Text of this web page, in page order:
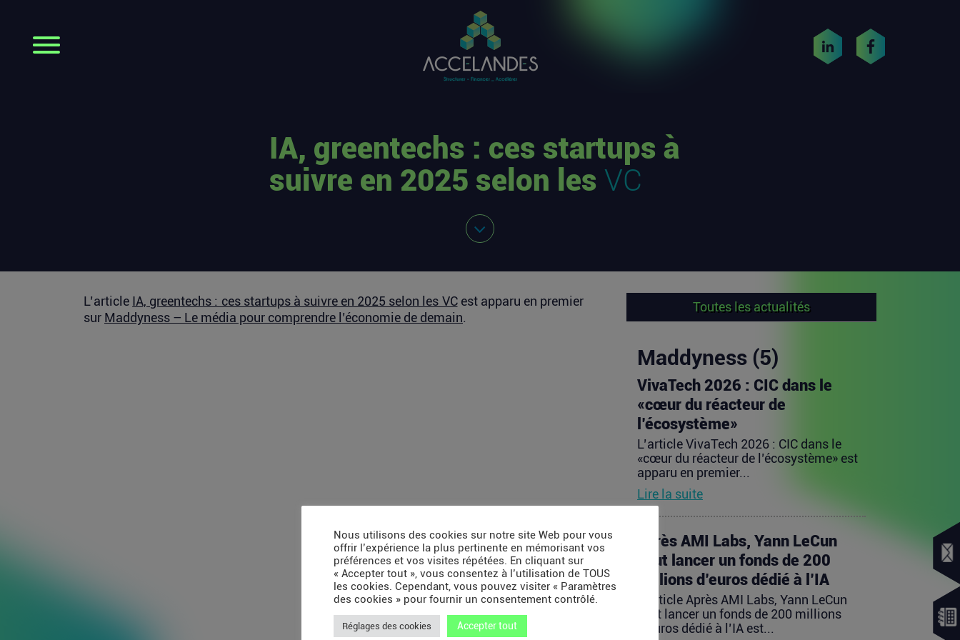
IA, greentechs : ces startups à
suivre en 2025 selon les VC
L’article IA, greentechs : ces startups à suivre en 2025 selon les VCest apparu en premier
sur Maddyness – Le média pour comprendre l’économie de demain.
Toutes les actualités
Maddyness (5)
VivaTech 2026 : CIC dans le
«cœur du réacteur de
l’écosystème»
L’article VivaTech 2026 : CIC dans le
«cœur du réacteur de l’écosystème» est
apparu en premier...
Lire la suite
Après AMI Labs, Yann LeCun
veut lancer un fonds de 200
millions d’euros dédié à l’IA
L’article Après AMI Labs, Yann LeCun
veut lancer un fonds de 200 millions
d’euros dédié à l’IA est...
Nous utilisons des cookies sur notre site Web pour vous
offrir l’expérience la plus pertinente en mémorisant vos
préférences et vos visites répétées. En cliquant sur
« Accepter tout », vous consentez à l’utilisation de TOUS
les cookies. Cependant, vous pouvez visiter « Paramètres
des cookies » pour fournir un consentement contrôlé.
Réglages des cookies Accepter tout